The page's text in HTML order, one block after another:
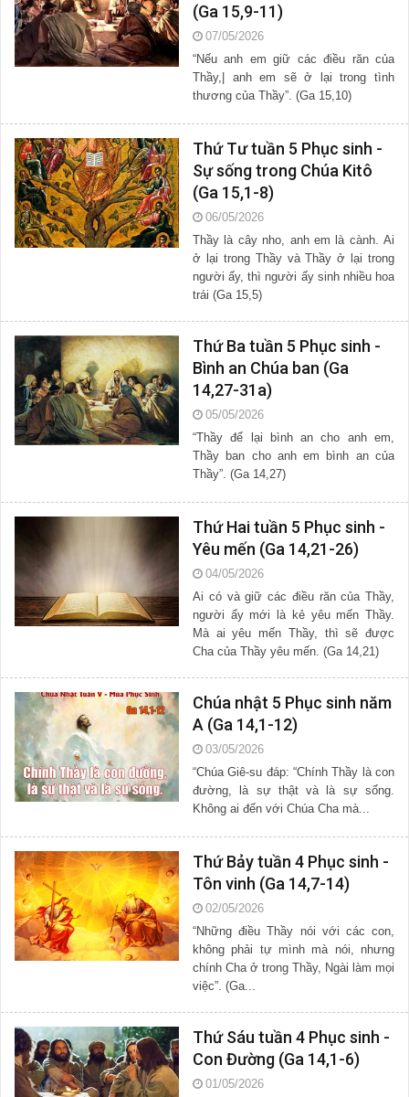
(Ga 15,9-11)
07/05/2026
“Nếu anh em giữ các điều răn của
Thầy,| anh em sẽ ở lại trong tình
thương của Thầy”. (Ga 15,10)
Thứ Tư tuần 5 Phục sinh -
Sự sống trong Chúa Kitô
(Ga 15,1-8)
06/05/2026
Thầy là cây nho, anh em là cành. Ai
ở lại trong Thầy và Thầy ở lại trong
người ấy, thì người ấy sinh nhiều hoa
trái (Ga 15,5)
Thứ Ba tuần 5 Phục sinh -
Bình an Chúa ban (Ga
14,27-31a)
05/05/2026
“Thầy để lại bình an cho anh em,
Thầy ban cho anh em bình an của
Thầy”. (Ga 14,27)
Thứ Hai tuần 5 Phục sinh -
Yêu mến (Ga 14,21-26)
04/05/2026
Ai có và giữ các điều răn của Thầy,
người ấy mới là kẻ yêu mến Thầy.
Mà ai yêu mến Thầy, thì sẽ được
Cha của Thầy yêu mến. (Ga 14,21)
Chúa nhật 5 Phục sinh năm
A (Ga 14,1-12)
03/05/2026
“Chúa Giê-su đáp: “Chính Thầy là con
đường, là sự thật và là sự sống.
Không ai đến với Chúa Cha mà...
Thứ Bảy tuần 4 Phục sinh -
Tôn vinh (Ga 14,7-14)
02/05/2026
“Những điều Thầy nói với các con,
không phải tự mình mà nói, nhưng
chính Cha ở trong Thầy, Ngài làm mọi
việc”. (Ga...
Thứ Sáu tuần 4 Phục sinh -
Con Đường (Ga 14,1-6)
01/05/2026